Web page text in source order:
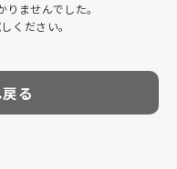
ませんでした。
ください。
る